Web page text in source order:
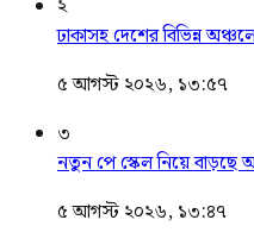
২
ঢাকাসহ দেশের বিভিন্ন
৫ আগস্ট ২০২৬, ১৩:৫৭
৩
নতুন পে স্কেল নিয়ে বাড়ছে
৫ আগস্ট ২০২৬, ১৩:৪৭